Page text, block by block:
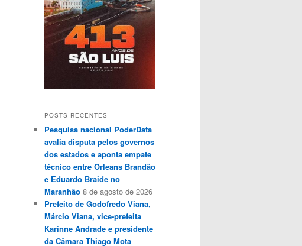
POSTS RECENTES
Pesquisa nacional PoderData
avalia disputa pelos governos
dos estados e aponta empate
técnico entre Orleans Brandão
e Eduardo Braide no
Maranhão 8 de agosto de 2026
Prefeito de Godofredo Viana,
Márcio Viana, vice-prefeita
Karinne Andrade e presidente
da Câmara Thiago Mota